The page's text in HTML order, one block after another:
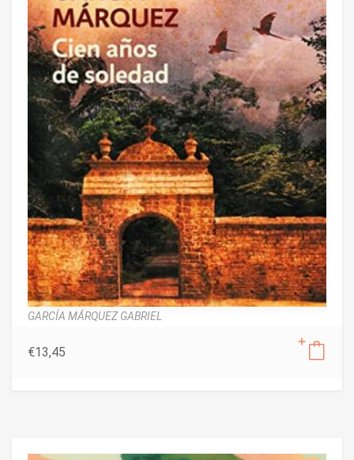
GARCÍA MÁRQUEZ GABRIEL
€13,45